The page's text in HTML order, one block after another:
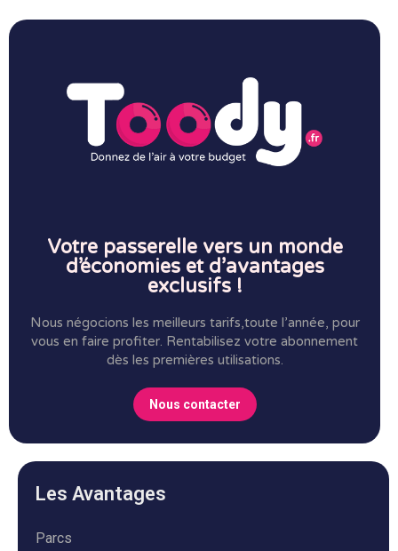
Votre passerelle vers un monde
d’économies et d’avantages
exclusifs !
Nous négocions les meilleurs tarifs,toute l’année, pour
vous en faire profiter. Rentabilisez votre abonnement
dès les premières utilisations.
Nous contacter
Les Avantages
Parcs